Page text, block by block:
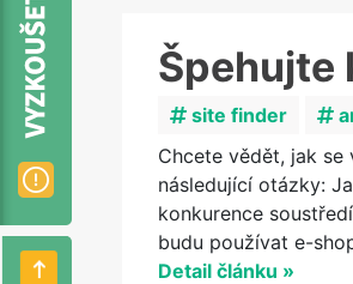
Špehujte
site finder
Chcete vědět, jak se
následující otázky:
konkurence
budu používat e-
Detail článku »